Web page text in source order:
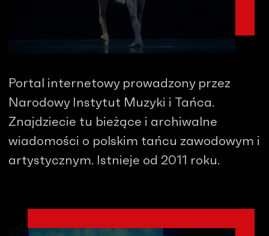
Portal internetowy prowadzony przez
Narodowy Instytut Muzyki i Tańca.
Znajdziecie tu bieżące i archiwalne
wiadomości o polskim tańcu zawodowym i
artystycznym. Istnieje od 2011 roku.